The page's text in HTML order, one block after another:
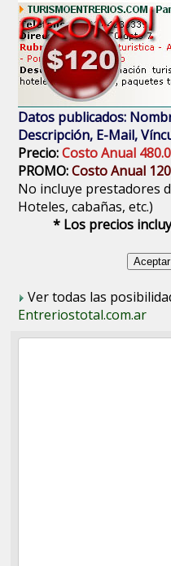
Datos publicados:
Descripción, E-Mail,
Precio:Costo Anual
PROMO:Costo Anual
No incluye prestadores
Hoteles, cabañas, etc.)
* Los precios
Ver todas las
Entreriostotal.com.ar